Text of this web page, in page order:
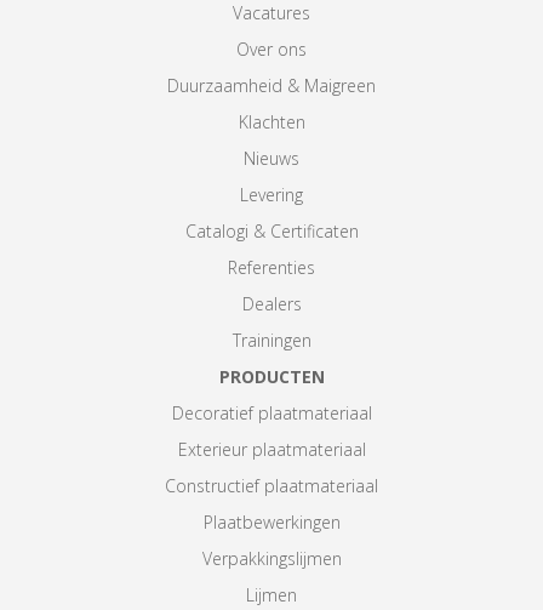
Vacatures
Over ons
Duurzaamheid & Maigreen
Klachten
Nieuws
Levering
Catalogi & Certificaten
Referenties
Dealers
Trainingen
PRODUCTEN
Decoratief plaatmateriaal
Exterieur plaatmateriaal
Constructief plaatmateriaal
Plaatbewerkingen
Verpakkingslijmen
Lijmen